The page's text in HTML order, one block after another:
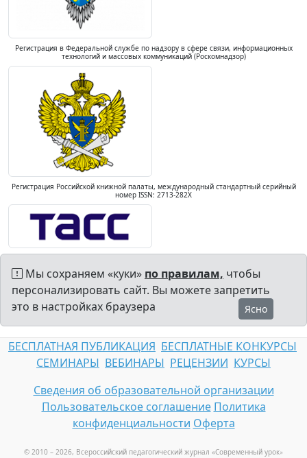
Регистрация в Федеральной службе по надзору в сфере связи, информационных
технологий и массовых коммуникаций (Роскомнадзор)
Регистрация Российской книжной палаты, международный стандартный серийный
номер ISSN: 2713-282X
Мы сохраняем «куки» по правилам, чтобы
персонализировать сайт. Вы можете запретить
это в настройках браузера
Ясно
БЕСПЛАТНАЯ ПУБЛИКАЦИЯ БЕСПЛАТНЫЕ КОНКУРСЫ
СЕМИНАРЫ ВЕБИНАРЫ РЕЦЕНЗИИ КУРСЫ
Сведения об образовательной организации
Пользовательское соглашение Политика
конфиденциальности Оферта
© 2010 – 2026, Всероссийский педагогический журнал «Современный урок»